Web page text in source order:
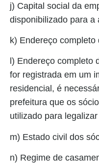
j) Capital social da
disponibilizado para a
k) Endereço
l) Endereço completo
for registrada em um
residencial, é
prefeitura que os
utilizado para
m) Estado civil dos
n) Regime de